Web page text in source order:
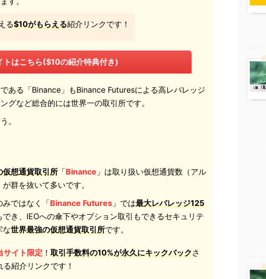
る$10がもらえる紹介リンクです！
トはこちら($10の紹介特典付き)
ある「Binance」もBinance Futuresによる高レバレッジ
グなど総合的には世界一の取引所です。
。
仮想通貨取引所 「Binance 」は取り扱い仮想通貨数（アル
群を抜いて多いです。
みではなく「Binance Futures 」では最大レバレッジ125
でき、IEOへの傘下やオプション取引もできるセキュリテ
な世界最強の仮想通貨取引所です。
サイト限定 ！ 取引手数料の10%が永久にキックバックさ
る紹介リンクです！